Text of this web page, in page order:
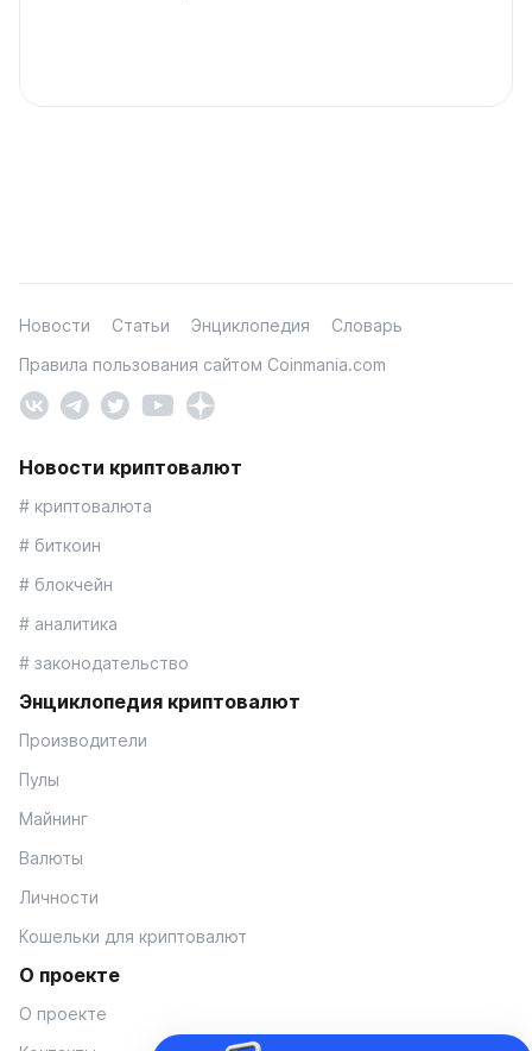
Новости Статьи Энциклопедия
Словарь
Правила пользования сайтом Coinmania.com
Новости криптовалют
# криптовалюта
# биткоин
# блокчейн
# аналитика
# законодательство
Энциклопедия криптовалют
Производители
Пулы
Майнинг
Валюты
Личности
Кошельки для криптовалют
О проекте
О проекте